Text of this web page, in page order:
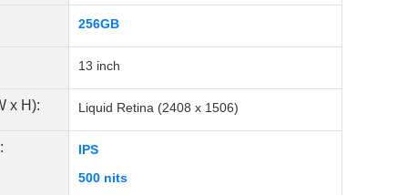
256GB
13 inch
x H): Liquid Retina (2408 x 1506)
IPS
500 nits